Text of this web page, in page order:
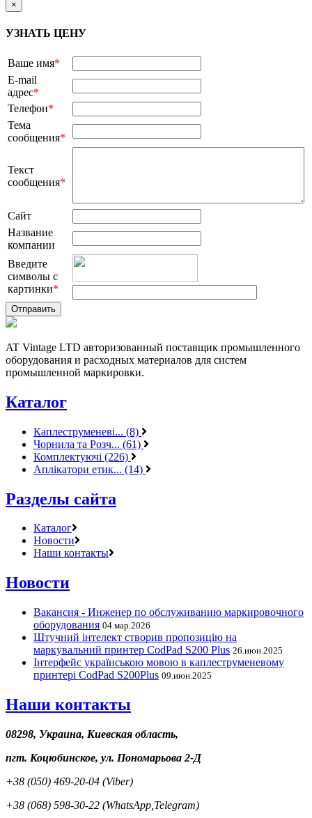
×
УЗНАТЬ ЦЕНУ
Ваше имя*
E-mail
адрес*
Телефон*
Тема
сообщения*
Текст
сообщения*
Сайт
Название
компании
Введите
символы с
картинки*
AT Vintage LTD авторизованный поставщик промышленного
оборудования и расходных материалов для систем
промышленной маркировки.
Каталог
Каплеструменеві... (8)
Чорнила та Розч... (61)
Комплектуючі (226)
Аплікатори етик... (14)
Разделы сайта
Каталог
Новости
Наши контакты
Новости
Вакансия - Инженер по обслуживанию маркировочного
оборудования 04.мар.2026
Штучний інтелект створив пропозицію на
маркувальний принтер CodPad S200 Plus 26.июн.2025
Інтерфейс українською мовою в каплеструменевому
принтері CodPad S200Plus 09.июн.2025
Наши контакты
08298, Украина, Киевская область,
пгт. Коцюбинское, ул. Пономарьова 2-Д
+38 (050) 469-20-04 (Viber)
+38 (068) 598-30-22 (WhatsApp,Telegram)